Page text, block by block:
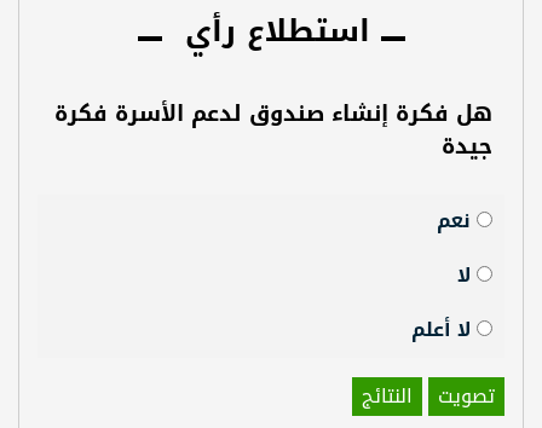
استطلاع رأي
هل فكرة إنشاء صندوق لدعم الأسرة فكرة
جيدة
نعم
لا
لا أعلم
تصويت
النتائج